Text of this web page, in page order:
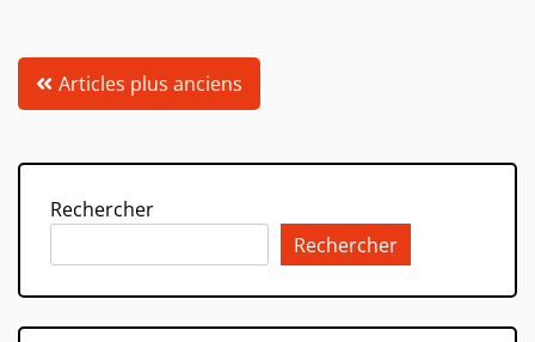
Navigation
articles
Articles plus anciens
Rechercher
Rechercher